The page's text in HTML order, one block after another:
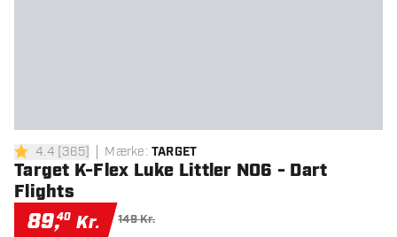
4.4 bedømmelsesstjerner
4.4 [365] Mærke: TARGET
Target K-Flex Luke Littler NO6 - Dart
Flights
89,40 Kr. 149 Kr.